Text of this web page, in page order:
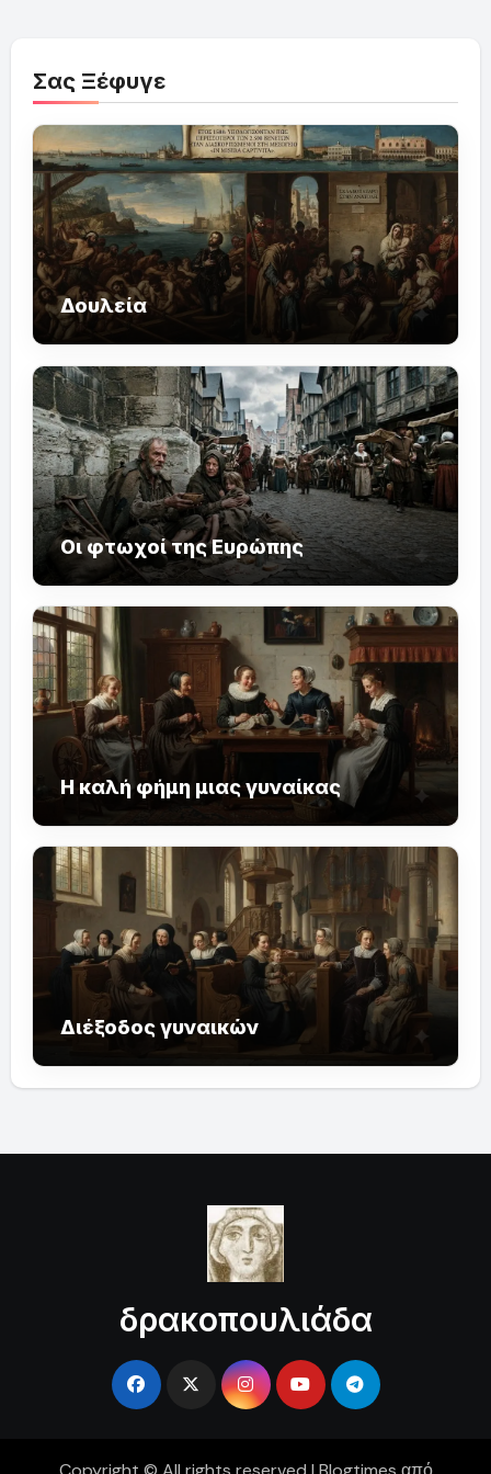
Σας Ξέφυγε
Δουλεία
Οι φτωχοί της Ευρώπης
Η καλή φήμη μιας γυναίκας
Διέξοδος γυναικών
δρακοπουλιάδα